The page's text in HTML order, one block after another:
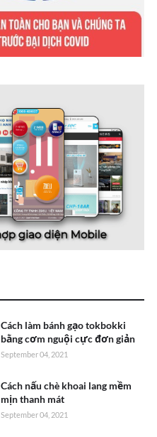
Cách làm bánh gạo tokbokki
bằng cơm nguội cực đơn giản
September 04, 2021
Cách nấu chè khoai lang mềm
mịn thanh mát
September 04, 2021